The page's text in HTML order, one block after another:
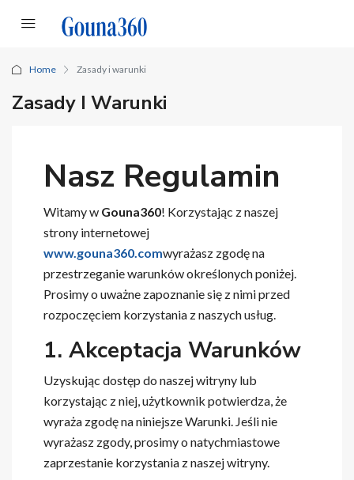
Home Zasady i warunki
Zasady I Warunki
Nasz Regulamin
Witamy w Gouna360! Korzystając z naszej
strony internetowej
www.gouna360.comwyrażasz zgodę na
przestrzeganie warunków określonych poniżej.
Prosimy o uważne zapoznanie się z nimi przed
rozpoczęciem korzystania z naszych usług.
1. Akceptacja Warunków
Uzyskując dostęp do naszej witryny lub
korzystając z niej, użytkownik potwierdza, że
wyraża zgodę na niniejsze Warunki. Jeśli nie
wyrażasz zgody, prosimy o natychmiastowe
zaprzestanie korzystania z naszej witryny.